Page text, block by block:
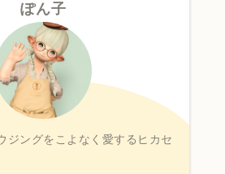
ぽん子
ジングをこよなく愛するヒカセ